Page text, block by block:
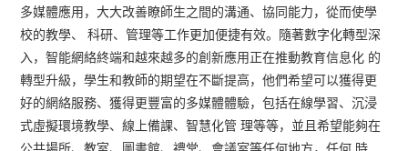
多媒體應用，大大改善瞭師生之間的溝通、協同能力，從而使學
校的教學、 科研、管理等工作更加便捷有效。隨著數字化轉型深
入，智能網絡終端和越來越多的創新應用正在推動教育信息化 的
轉型升級，學生和教師的期望在不斷提高，他們希望可以獲得更
好的網絡服務、獲得更豐富的多媒體體驗，包括在線學習、沉浸
式虛擬環境教學、線上備課、智慧化管 理等等，並且希望能夠在
公共場所、教室、圖書館、禮堂、會議室等任何地方，任何 時